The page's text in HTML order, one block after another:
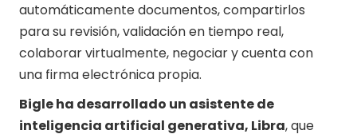
automáticamente documentos, compartirlos
para su revisión, validación en tiempo real,
colaborar virtualmente, negociar y cuenta con
una firma electrónica propia.
Bigle ha desarrollado un asistente de
inteligencia artificial generativa, Libra, que